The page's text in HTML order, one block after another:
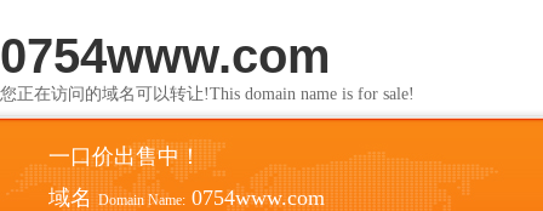
0754www.com
您正在访问的域名可以转让!This domain name is for sale!
一口价出售中！
域名 Domain Name: 0754www.com